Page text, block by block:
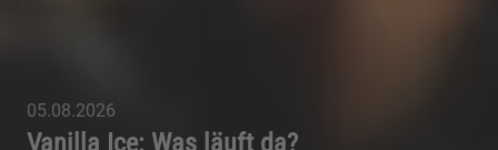
05.08.2026
Vanilla Ice: Was läuft da?